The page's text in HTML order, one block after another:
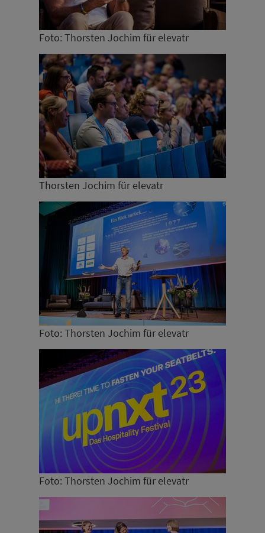
Foto: Thorsten Jochim für elevatr
Thorsten Jochim für elevatr
Foto: Thorsten Jochim für elevatr
Foto: Thorsten Jochim für elevatr